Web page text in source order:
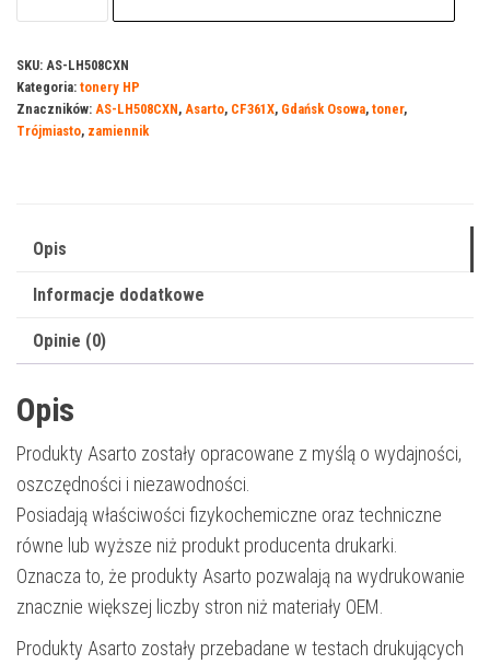
do
HP
508CXN
9500
cyan
SKU: AS-LH508CXN
Kategoria: tonery HP
Znaczników: AS-LH508CXN, Asarto, CF361X, Gdańsk Osowa, toner,
Trójmiasto, zamiennik
Opis
Informacje dodatkowe
Opinie (0)
Opis
Produkty Asarto zostały opracowane z myślą o wydajności,
oszczędności i niezawodności.
Posiadają właściwości fizykochemiczne oraz techniczne
równe lub wyższe niż produkt producenta drukarki.
Oznacza to, że produkty Asarto pozwalają na wydrukowanie
znacznie większej liczby stron niż materiały OEM.
Produkty Asarto zostały przebadane w testach drukujących